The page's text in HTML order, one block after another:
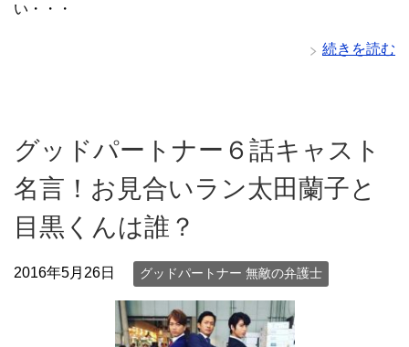
い・・・
続きを読む
グッドパートナー６話キャスト
名言！お見合いラン太田蘭子と
目黒くんは誰？
2016年5月26日 グッドパートナー 無敵の弁護士